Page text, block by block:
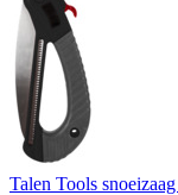
Talen Tools